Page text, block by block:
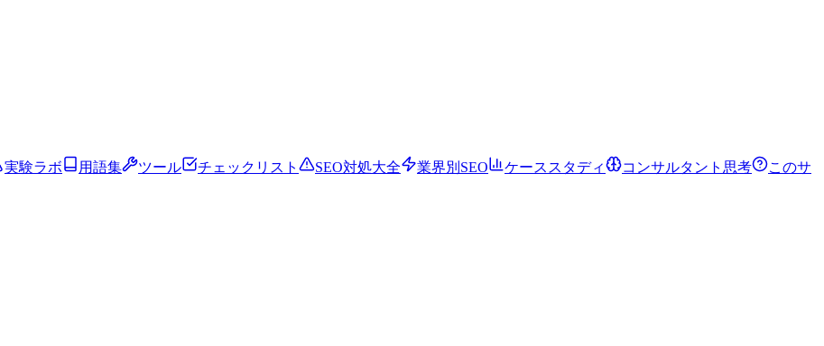
実験ラボ 用語集 ツール チェックリスト SEO対処大全 業界別SEO ケーススタディ コンサルタント思考
このサ